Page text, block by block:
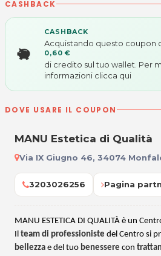
CASHBACK
CASHBACK
Acquistando questo coupon
0,60 €
di credito sul tuo wallet. Per
informazioni clicca qui
DOVE USARE IL COUPON
MANU Estetica di Qualità
Via IX Giugno 46, 34074
3203026256 Pagina
MANU ESTETICA DI QUALITÀ è un
Il team di professioniste del Centro si
bellezza e del tuo benessere con